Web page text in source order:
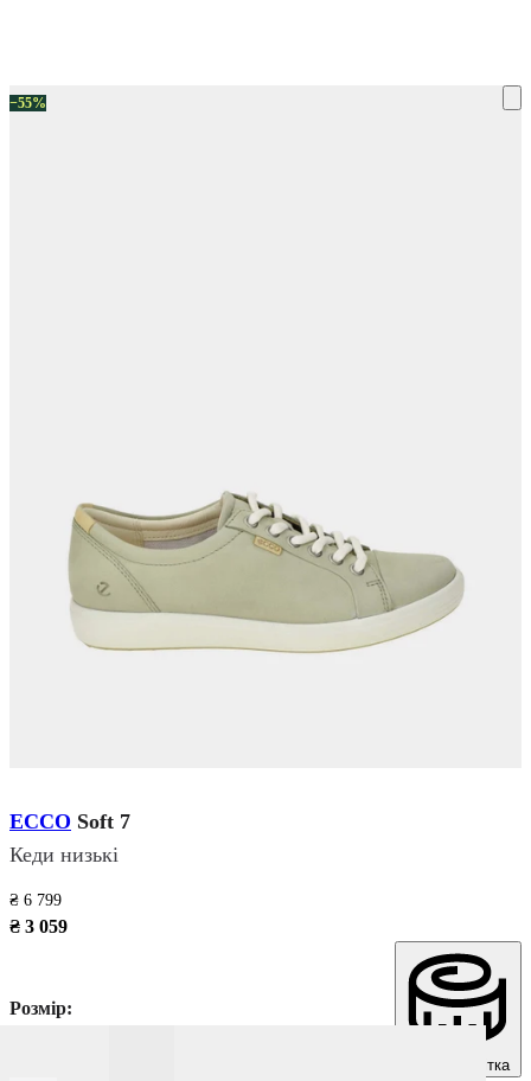
−55%
ECCO Soft 7
Кеди низькі
₴ 6 799
₴ 3 059
Розмір:
Розмірна сітка